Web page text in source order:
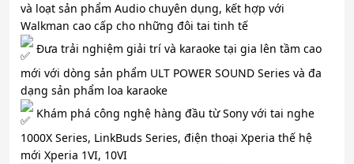
và loạt sản phẩm Audio chuyên dụng, kết hợp với
Walkman cao cấp cho những đôi tai tinh tế
Đưa trải nghiệm giải trí và karaoke tại gia lên tầm cao
mới với dòng sản phẩm ULT POWER SOUND Series và đa
dạng sản phẩm loa karaoke
Khám phá công nghệ hàng đầu từ Sony với tai nghe
1000X Series, LinkBuds Series, điện thoại Xperia thế hệ
mới Xperia 1VI, 10VI